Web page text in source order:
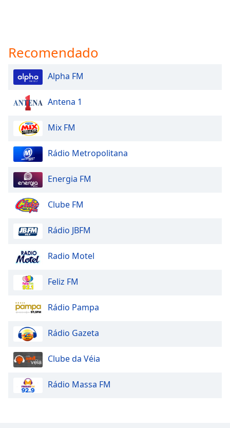
Recomendado
Alpha FM
Antena 1
Mix FM
Rádio Metropolitana
Energia FM
Clube FM
Rádio JBFM
Radio Motel
Feliz FM
Rádio Pampa
Rádio Gazeta
Clube da Véia
Rádio Massa FM